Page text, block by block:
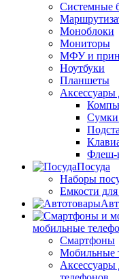
Системные
Моноблоки
Мониторы
МФУ и
Ноутбуки
Планшеты
Аксессуары
Сумки
Флеш-
Посуда
Наборы
Емкости
мобильные
Смартфоны
Мобильные